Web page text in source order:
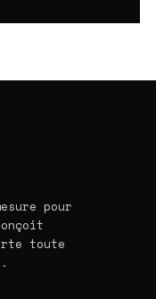
pour
toute